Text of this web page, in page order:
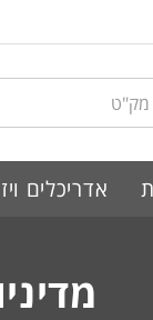
אדריכלים